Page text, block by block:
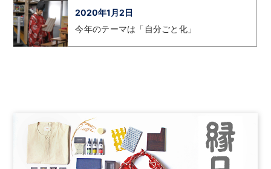
2020年1月2日
今年のテーマは「自分ごと化」